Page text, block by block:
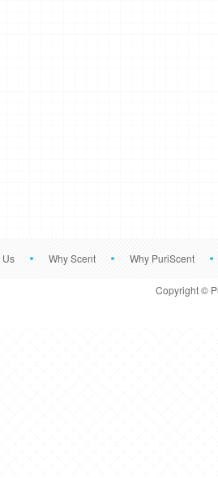
Us Why Scent Why PuriScent
Copyright ©